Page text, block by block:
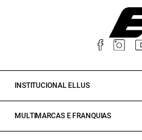
INSTITUCIONAL ELLUS
MULTIMARCAS E FRANQUIAS